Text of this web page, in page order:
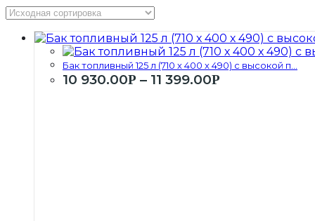
Бак топливный 125 л (710 х 400 х 490) с высокой п...
10 930.00Р – 11 399.00Р